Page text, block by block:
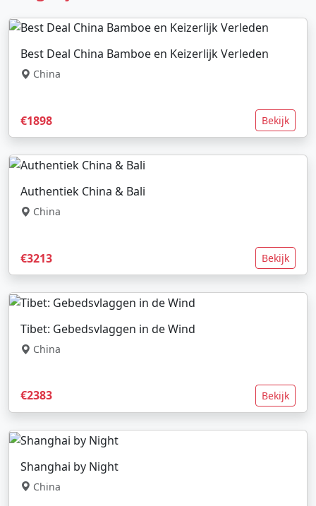
Best Deal China Bamboe en Keizerlijk Verleden
China
€1898 Bekijk
Authentiek China & Bali
China
€3213 Bekijk
Tibet: Gebedsvlaggen in de Wind
China
€2383 Bekijk
Shanghai by Night
China